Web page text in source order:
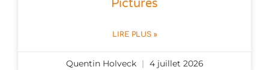
Pictures
LIRE PLUS »
Quentin Holveck 4 juillet 2026